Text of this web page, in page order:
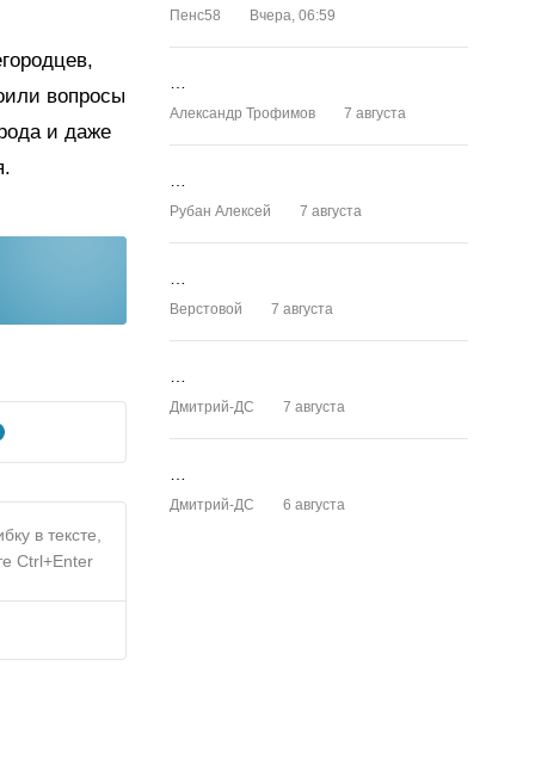
вопросы
и даже
в тексте,
Ctrl+Enter
Пенс58 Вчера, 06:59
Александр Трофимов 7 августа
Рубан Алексей 7 августа
Верстовой 7 августа
Дмитрий-ДС 7 августа
Дмитрий-ДС 6 августа